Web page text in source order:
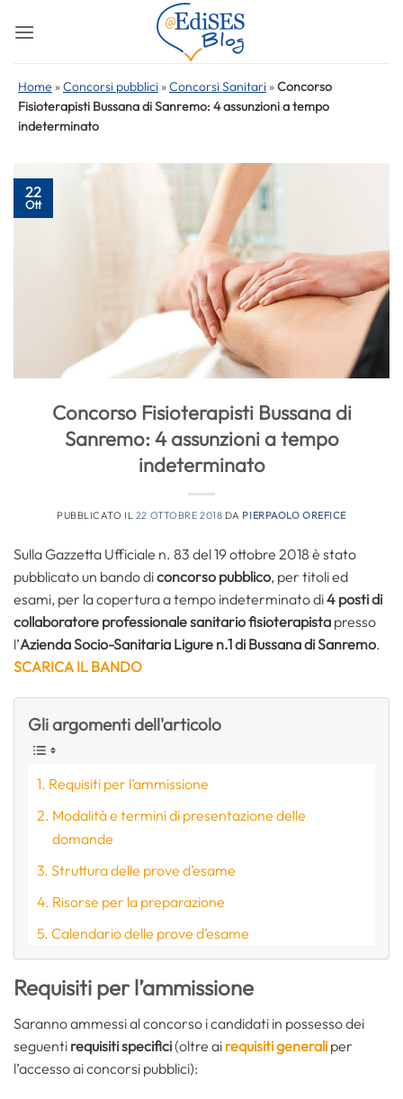
Home »Concorsi pubblici »Concorsi Sanitari »Concorso
Fisioterapisti Bussana di Sanremo: 4 assunzioni a tempo
indeterminato
22
Ott
Concorso Fisioterapisti Bussana di
Sanremo: 4 assunzioni a tempo
indeterminato
PUBBLICATO IL 22 OTTOBRE 2018 DA PIERPAOLO OREFICE
Sulla Gazzetta Ufficiale n. 83 del 19 ottobre 2018 è stato
pubblicato un bando diconcorso pubblico, per titoli ed
esami, per la copertura a tempo indeterminato di4 posti di
collaboratore professionale sanitario fisioterapista presso
l’Azienda Socio-Sanitaria Ligure n.1 di Bussana di Sanremo.
SCARICA IL BANDO
Gli argomenti dell'articolo
Requisiti per l’ammissione
Modalità e termini di presentazione delle
domande
Struttura delle prove d’esame
Risorse per la preparazione
Calendario delle prove d’esame
Requisiti per l’ammissione
Saranno ammessi al concorso i candidati in possesso dei
seguenti requisiti specifici(oltre ai requisiti generali per
l’accesso ai concorsi pubblici):